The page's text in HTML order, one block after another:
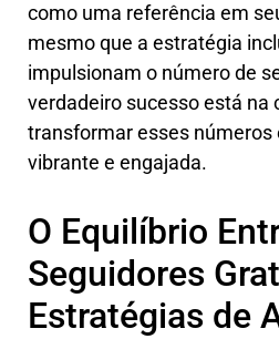
como uma referência em
mesmo que a estratégia
impulsionam o número de
verdadeiro sucesso está na
transformar esses
vibrante e engajada.
O Equilíbrio
Seguidores
Estratégias de